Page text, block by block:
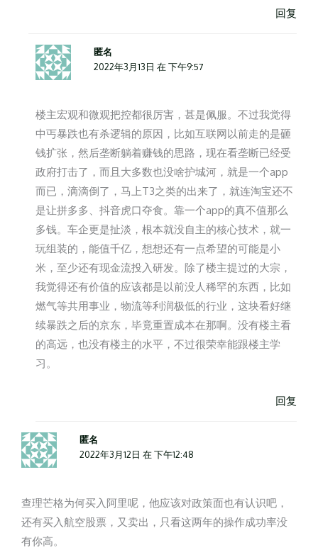
回复
匿名
2022年3月13日 在 下午9:57
楼主宏观和微观把控都很厉害，甚是佩服。不过我觉得
中丐暴跌也有杀逻辑的原因，比如互联网以前走的是砸
钱扩张，然后垄断躺着赚钱的思路，现在看垄断已经受
政府打击了，而且大多数也没啥护城河，就是一个app
而已，滴滴倒了，马上T3之类的出来了，就连淘宝还不
是让拼多多、抖音虎口夺食。靠一个app的真不值那么
多钱。车企更是扯淡，根本就没自主的核心技术，就一
玩组装的，能值千亿，想想还有一点希望的可能是小
米，至少还有现金流投入研发。除了楼主提过的大宗，
我觉得还有价值的应该都是以前没人稀罕的东西，比如
燃气等共用事业，物流等利润极低的行业，这块看好继
续暴跌之后的京东，毕竟重置成本在那啊。没有楼主看
的高远，也没有楼主的水平，不过很荣幸能跟楼主学
习。
回复
匿名
2022年3月12日 在 下午12:48
查理芒格为何买入阿里呢，他应该对政策面也有认识吧，
还有买入航空股票，又卖出，只看这两年的操作成功率没
有你高。